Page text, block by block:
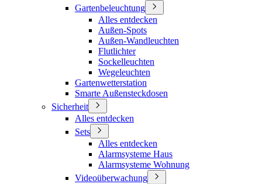
Gartenbeleuchtung
Alles entdecken
Außen-Spots
Außen-Wandleuchten
Flutlichter
Sockelleuchten
Wegeleuchten
Gartenwetterstation
Smarte Außensteckdosen
Sicherheit
Alles entdecken
Sets
Alles entdecken
Alarmsysteme Haus
Alarmsysteme Wohnung
Videoüberwachung